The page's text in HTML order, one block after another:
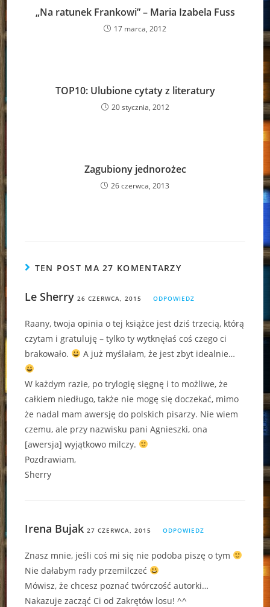
„Na ratunek Frankowi” – Maria Izabela Fuss
17 marca, 2012
TOP10: Ulubione cytaty z literatury
20 stycznia, 2012
Zagubiony jednorożec
26 czerwca, 2013
TEN POST MA 27 KOMENTARZY
Le Sherry 26 CZERWCA, 2015 ODPOWIEDZ
Raany, twoja opinia o tej książce jest dziś trzecią, którą
czytam i gratuluję – tylko ty wytknęłaś coś czego ci
brakowało.
A już myślałam, że jest zbyt idealnie…
W każdym razie, po trylogię sięgnę i to możliwe, że
całkiem niedługo, także nie mogę się doczekać, mimo
że nadal mam awersję do polskich pisarzy. Nie wiem
czemu, ale przy nazwisku pani Agnieszki, ona
[awersja] wyjątkowo milczy.
Pozdrawiam,
Sherry
Irena Bujak 27 CZERWCA, 2015 ODPOWIEDZ
Znasz mnie, jeśli coś mi się nie podoba piszę o tym
Nie dałabym rady przemilczeć
Mówisz, że chcesz poznać twórczość autorki…
Nakazuje zacząć Ci od Zakrętów losu! ^^